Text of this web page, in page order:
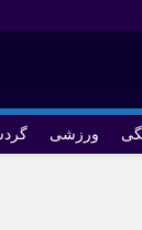
ورزشی